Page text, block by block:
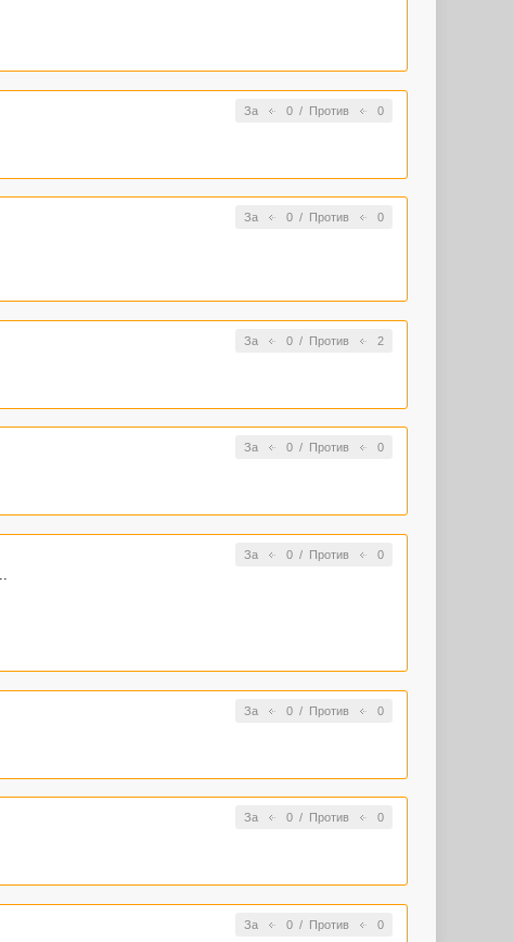
За 0/ Против 0
За 0/ Против 0
За 0/ Против 2
За 0/ Против 0
За 0/ Против 0
За 0/ Против 0
За 0/ Против 0
За 0/ Против 0